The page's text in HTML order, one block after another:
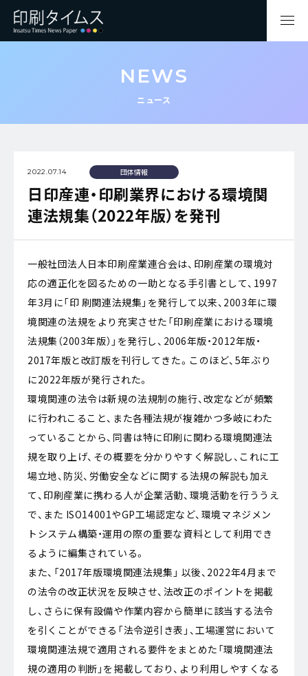
NEWS
ニュース
2022.07.14 団体情報
日印産連・印刷業界における環境関
連法規集（2022年版）を発刊
一般社団法人日本印刷産業連合会は、印刷産業の環境対
応の適正化を図るための一助となる手引書として、1997
年3月に「印 刷関連法規集」を発行して以来、2003年に環
境関連の法規をより充実させた「印刷産業における環境
法規集（2003年版）」を発行し、2006年版・2012年版・
2017年版と改訂版を刊行してきた。このほど、5年ぶり
に2022年版が発行された。
環境関連の法令は新規の法規制の施行、改定などが頻繁
に行われこること、また各種法規が複雑かつ多岐にわた
っていることから、同書は特に印刷に関わる環境関連法
規を取り上げ、その概要を分かりやすく解説し、これに工
場立地、防災、労働安全などに関する法規の解説も加え
て、印刷産業に携わる人が企業活動、環境活動を行ううえ
で、また ISO14001やGP工場認定など、環境マネジメン
トシステム構築・運用の際の重要な資料として利用でき
るように編集されている。
また、「2017年版環境関連法規集」 以後、2022年4月まで
の法令の改正状況を反映させ、法改正のポイントを掲載
し、さらに保有設備や作業内容から簡単に該当する法令
を引くことができる「法令逆引き表」、工場運営において
環境関連法規で適用される要件をまとめた「環境関連法
規の適用の判断」を掲載しており、より利用しやすくなる